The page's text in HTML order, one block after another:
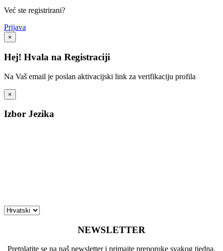
Već ste registrirani?
Prijava
×
Hej! Hvala na Registraciji
Na Vaš email je poslan aktivacijski link za verifikaciju profila
×
Izbor Jezika
NEWSLETTER
Pretplatite se na naš newsletter i primajte preporuke svakog tjedna.